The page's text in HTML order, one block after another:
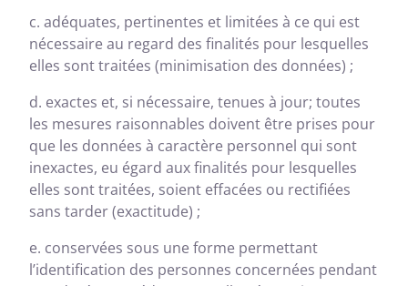
c. adéquates, pertinentes et limitées à ce qui est
nécessaire au regard des finalités pour lesquelles
elles sont traitées (minimisation des données) ;
d. exactes et, si nécessaire, tenues à jour; toutes
les mesures raisonnables doivent être prises pour
que les données à caractère personnel qui sont
inexactes, eu égard aux finalités pour lesquelles
elles sont traitées, soient effacées ou rectifiées
sans tarder (exactitude) ;
e. conservées sous une forme permettant
l’identification des personnes concernées pendant